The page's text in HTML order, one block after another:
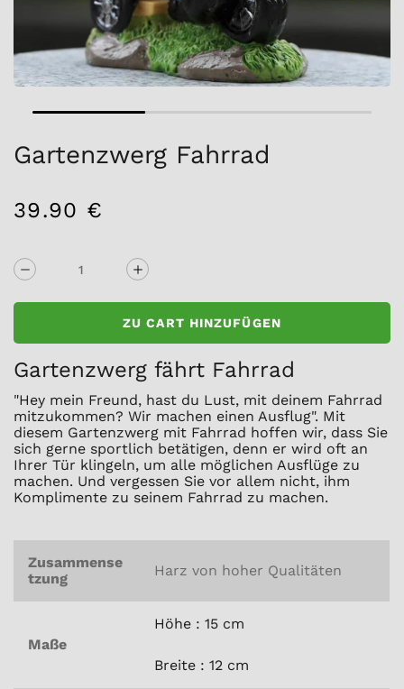
Gartenzwerg Fahrrad
39.90 €
/
ZU CART HINZUFÜGEN
Gartenzwerg fährt Fahrrad
"Hey mein Freund, hast du Lust, mit deinem Fahrrad
mitzukommen? Wir machen einen Ausflug". Mit
diesem Gartenzwerg mit Fahrrad hoffen wir, dass Sie
sich gerne sportlich betätigen, denn er wird oft an
Ihrer Tür klingeln, um alle möglichen Ausflüge zu
machen. Und vergessen Sie vor allem nicht, ihm
Komplimente zu seinem Fahrrad zu machen.
Zusammense
tzung
Harz von hoher Qualitäten
Maße
Höhe : 15 cm
Breite : 12 cm